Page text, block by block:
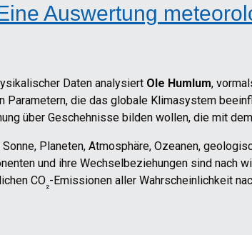
Auswertung
Daten analysiert Ole Humlum,
die das globale Klimasystem
über Geschehnisse bilden wollen, die mit
Planeten, Atmosphäre, Ozeanen,
und ihre Wechselbeziehungen sind nach
CO₂-Emissionen aller Wahrscheinlichkeit